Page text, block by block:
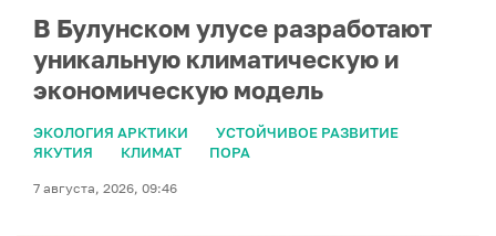
В Булунском улусе разработают
уникальную климатическую и
экономическую модель
ЭКОЛОГИЯ АРКТИКИ
УСТОЙЧИВОЕ РАЗВИТИЕ
ЯКУТИЯ
КЛИМАТ ПОРА
7 августа, 2026, 09:46